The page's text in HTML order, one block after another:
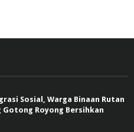
Sosial, Warga Binaan Rutan
Gotong Royong Bersihkan